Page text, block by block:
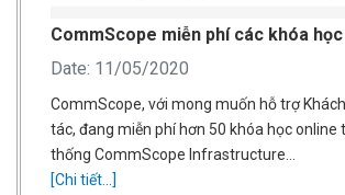
CommScope miễn phí các khóa
Date: 11/05/2020
CommScope, với mong muốn hỗ trợ
tác, đang miễn phí hơn 50 khóa học online
thống CommScope Infrastructure…
[Chi tiết...]